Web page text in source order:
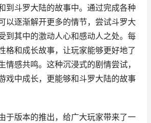
到斗罗大陆的故事中。通过完成各种
以逐渐解开更多的情节，尝试斗罗大
到其中的激动人心和感动人之处。每
格和成长故事，让玩家能够更好地了
情感共鸣。这种沉浸式的剧情尝试，
戏中成长，更能够和斗罗大陆的故事
于版本的推出，给广大玩家带来了一